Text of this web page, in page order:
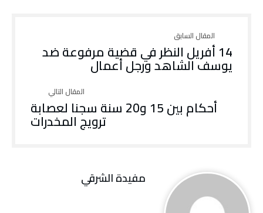
14 أفريل النظر في قضية مرفوعة ضد
يوسف الشاهد ورجل أعمال
أحكام بين 15 و20 سنة سجنا لعصابة
ترويج المخدرات
مفيدة الشرقي